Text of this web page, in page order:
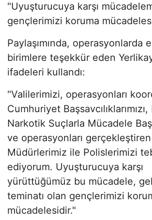
"Uyuşturucuya karşı
gençlerimizi koruma
Paylaşımında, operasyonlarda
birimlere teşekkür eden
ifadeleri kullandı:
"Valilerimizi, operasyonları
Cumhuriyet Başsavcılıklarımızı,
Narkotik Suçlarla Mücadele
ve operasyonları
Müdürlerimiz ile Polislerimizi
ediyorum. Uyuşturucuya karşı
yürüttüğümüz bu mücadele,
teminatı olan gençlerimizi
mücadelesidir."